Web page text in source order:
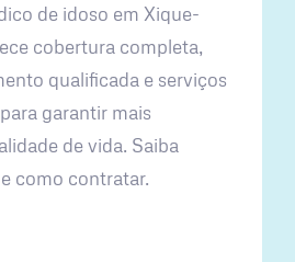
de idoso em Xique-
cobertura completa,
qualificada e serviços
garantir mais
de vida. Saiba
como contratar.